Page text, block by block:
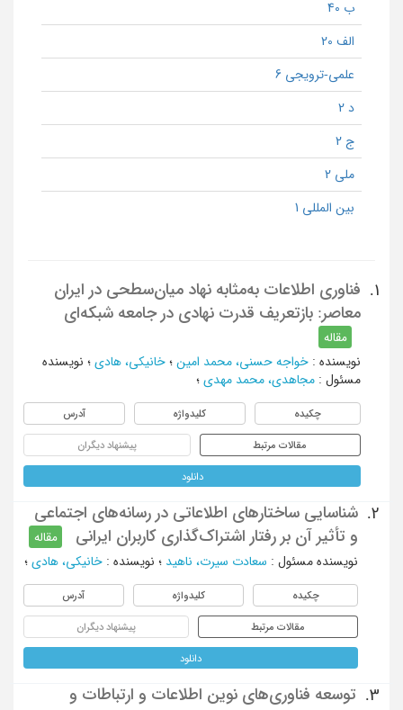
ب 40
الف 20
علمی-ترویجی 6
د 2
ج 2
ملی 2
بین المللی 1
1.
فناوری اطلاعات به‌مثابه نهاد میان‌سطحی در ایران
معاصر: بازتعریف قدرت نهادی در جامعه شبکه‌ای
مقاله
نویسنده : خواجه حسنی، محمد امین ؛ خانیکی، هادی ؛ نویسنده
مسئول : مجاهدی، محمد مهدی ؛
چکیده کلیدواژه آدرس
مقالات مرتبط پیشنهاد دیگران
دانلود
2.
شناسایی ساختارهای اطلاعاتی در رسانه‌های اجتماعی
و تأثیر آن بر رفتار اشتراک‌گذاری کاربران ایرانی
مقاله
نویسنده مسئول : سعادت سیرت، ناهید ؛ نویسنده : خانیکی، هادی ؛
چکیده کلیدواژه آدرس
مقالات مرتبط پیشنهاد دیگران
دانلود
3.
توسعه فناوری‌های نوین اطلاعات و ارتباطات و